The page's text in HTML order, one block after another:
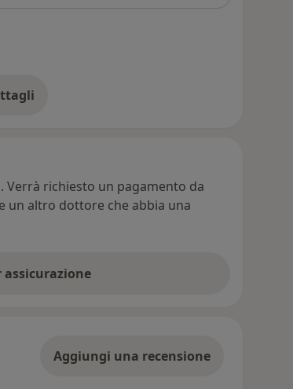
richiesto un pagamento da
un altro dottore che abbia una
Aggiungi una recensione